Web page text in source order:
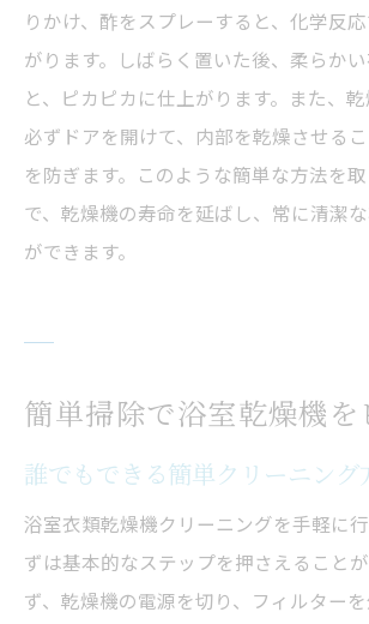
りかけ、酢をスプレーすると、化学反
がります。しばらく置いた後、柔らか
と、ピカピカに仕上がります。また、
必ずドアを開けて、内部を乾燥させる
を防ぎます。このような簡単な方法を
で、乾燥機の寿命を延ばし、常に清潔
ができます。
簡単掃除で浴室乾燥機を
誰でもできる簡単クリーニング
浴室衣類乾燥機クリーニングを手軽に
ずは基本的なステップを押さえること
ず、乾燥機の電源を切り、フィルター